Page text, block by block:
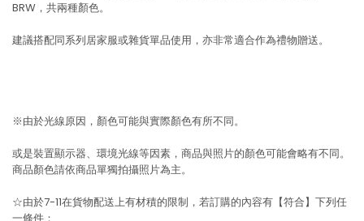
BRW，共兩種顏色。
建議搭配同系列居家服或雜貨單品使用，亦非常適合作為禮物贈送。
※由於光線原因，顏色可能與實際顏色有所不同。
或是裝置顯示器、環境光線等因素，商品與照片的顏色可能會略有不同。
商品顏色請依商品單獨拍攝照片為主。
☆由於7-11在貨物配送上有材積的限制，若訂購的內容有【符合】下列任